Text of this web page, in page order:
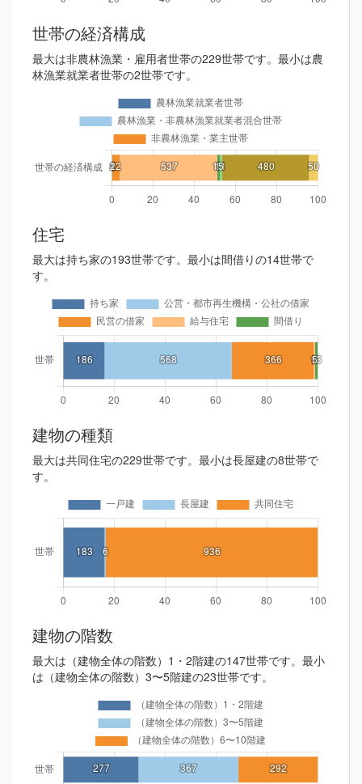
世帯の経済構成
最大は非農林漁業・雇用者世帯の229世帯です。最小は農
林漁業就業者世帯の2世帯です。
住宅
最大は持ち家の193世帯です。最小は間借りの14世帯で
す。
建物の種類
最大は共同住宅の229世帯です。最小は長屋建の8世帯で
す。
建物の階数
最大は（建物全体の階数）1・2階建の147世帯です。最小
は（建物全体の階数）3〜5階建の23世帯です。